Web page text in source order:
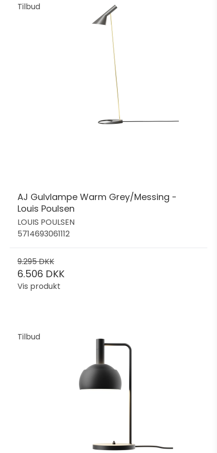
Tilbud
AJ Gulvlampe Warm Grey/Messing -
Louis Poulsen
LOUIS POULSEN
5714693061112
9.295 DKK
6.506 DKK
Vis produkt
Tilbud